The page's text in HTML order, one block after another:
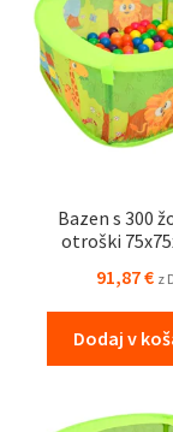
Bazen s 300
otroški
91,87€ z
Dodaj v